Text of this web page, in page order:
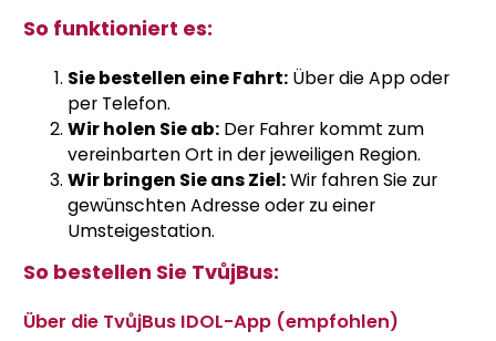
So funktioniert es:
Sie bestellen eine Fahrt: Über die App oder
per Telefon.
Wir holen Sie ab: Der Fahrer kommt zum
vereinbarten Ort in der jeweiligen Region.
Wir bringen Sie ans Ziel:Wir fahren Sie zur
gewünschten Adresse oder zu einer
Umsteigestation.
So bestellen Sie TvůjBus:
Über die TvůjBus IDOL-App (empfohlen)